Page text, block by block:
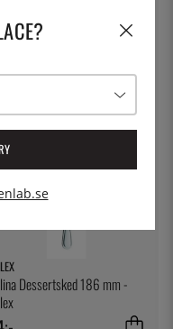
Dessertsked 186 mm -